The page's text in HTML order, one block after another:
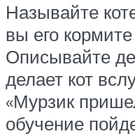
Называйте
вы его
Описывайте
делает кот
«Мурзик
обучение